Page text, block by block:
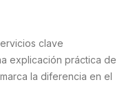
clave
explicación práctica de
la diferencia en el